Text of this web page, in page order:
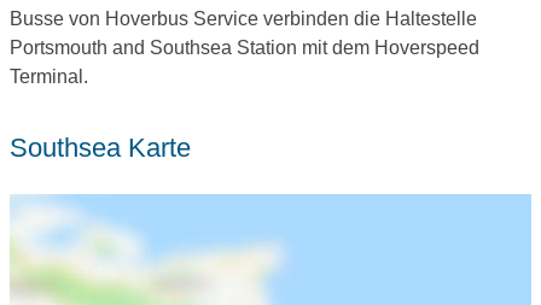
Busse von Hoverbus Service verbinden die Haltestelle
Portsmouth and Southsea Station mit dem Hoverspeed
Terminal.
Southsea Karte